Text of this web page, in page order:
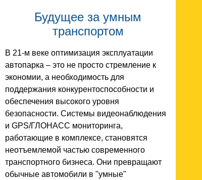
Будущее за умным
транспортом
В 21-м веке оптимизация эксплуатации
автопарка – это не просто стремление к
экономии, а необходимость для
поддержания конкурентоспособности и
обеспечения высокого уровня
безопасности. Системы видеонаблюдения
и GPS/ГЛОНАСС мониторинга,
работающие в комплексе, становятся
неотъемлемой частью современного
транспортного бизнеса. Они превращают
обычные автомобили в "умные"